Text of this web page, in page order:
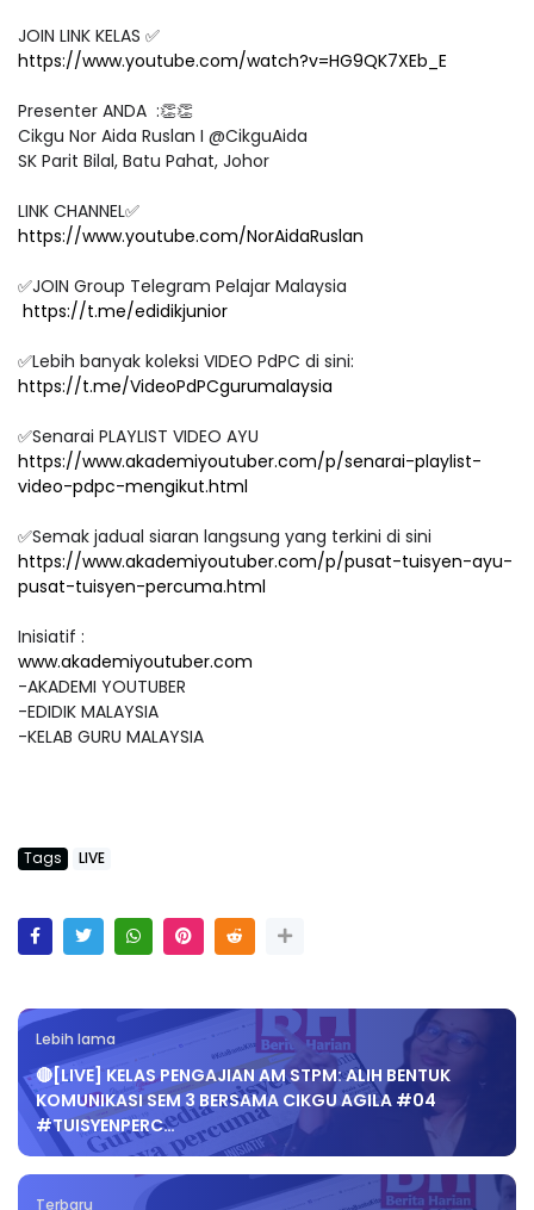
JOIN LINK KELAS ✅
https://www.youtube.com/watch?v=HG9QK7XEb_E
Presenter ANDA :👏👏
Cikgu Nor Aida Ruslan I @CikguAida
SK Parit Bilal, Batu Pahat, Johor
LINK CHANNEL✅
https://www.youtube.com/NorAidaRuslan
✅JOIN Group Telegram Pelajar Malaysia
https://t.me/edidikjunior
✅Lebih banyak koleksi VIDEO PdPC di sini:
https://t.me/VideoPdPCgurumalaysia
✅Senarai PLAYLIST VIDEO AYU
https://www.akademiyoutuber.com/p/senarai-playlist-
video-pdpc-mengikut.html
✅Semak jadual siaran langsung yang terkini di sini
https://www.akademiyoutuber.com/p/pusat-tuisyen-ayu-
pusat-tuisyen-percuma.html
Inisiatif :
www.akademiyoutuber.com
-AKADEMI YOUTUBER
-EDIDIK MALAYSIA
-KELAB GURU MALAYSIA
Tags LIVE
Lebih lama
🔴[LIVE] KELAS PENGAJIAN AM STPM: ALIH BENTUK
KOMUNIKASI SEM 3 BERSAMA CIKGU AGILA #04
#TUISYENPERC…
Terbaru